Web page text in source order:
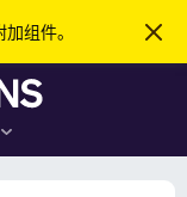
组件。
忽
此
登录